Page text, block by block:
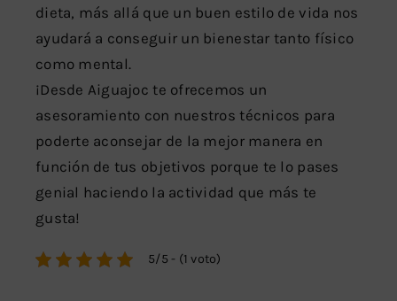
dieta, más allá que un buen estilo de vida nos
ayudará a conseguir un bienestar tanto físico
como mental.
¡Desde Aiguajoc te ofrecemos un
asesoramiento con nuestros técnicos para
poderte aconsejar de la mejor manera en
función de tus objetivos porque te lo pases
genial haciendo la actividad que más te
gusta!
5/5 - (1 voto)